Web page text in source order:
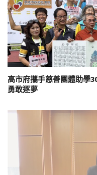
高市府攜手慈善團體助學
勇敢逐夢